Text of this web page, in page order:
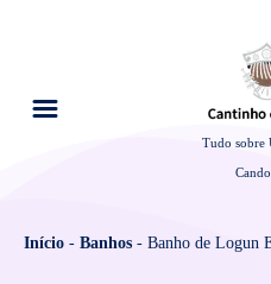
Tudo sobre
Início - Banhos - Banho de Logun